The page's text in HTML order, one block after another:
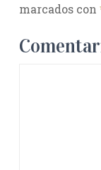
marcados con